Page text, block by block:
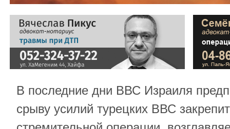
В последние дни ВВС Израиля
срыву усилий турецких ВВС